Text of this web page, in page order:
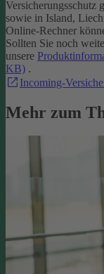
Versicherungsschutz
sowie in Island,
Online-Rechner
Sollten Sie noch
unsere
KB) .
Incoming-
Mehr zum